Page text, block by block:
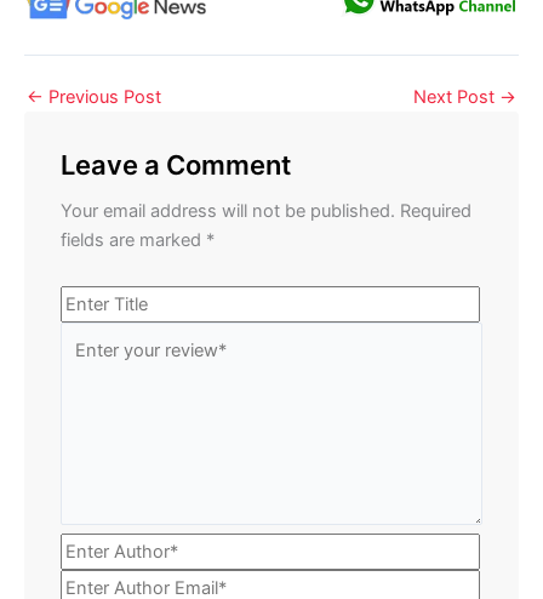
← Previous Post Next Post →
Leave a Comment
Your email address will not be published. Required
fields are marked *